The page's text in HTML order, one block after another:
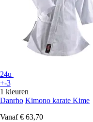
24u
+-3
1 kleuren
Danrho Kimono karate Kime
Vanaf € 63,70